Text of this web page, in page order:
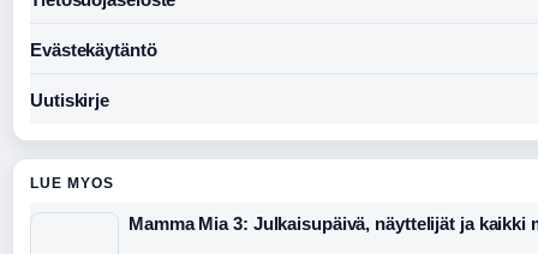
Evästekäytäntö
Uutiskirje
LUE MYOS
Mamma Mia 3: Julkaisupäivä, näyttelijät ja kaikki